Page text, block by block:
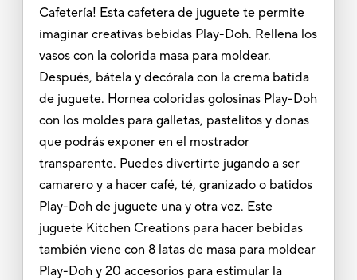
Cafetería! Esta cafetera de juguete te permite
imaginar creativas bebidas Play-Doh. Rellena los
vasos con la colorida masa para moldear.
Después, bátela y decórala con la crema batida
de juguete. Hornea coloridas golosinas Play-Doh
con los moldes para galletas, pastelitos y donas
que podrás exponer en el mostrador
transparente. Puedes divertirte jugando a ser
camarero y a hacer café, té, granizado o batidos
Play-Doh de juguete una y otra vez. Este
juguete Kitchen Creations para hacer bebidas
también viene con 8 latas de masa para moldear
Play-Doh y 20 accesorios para estimular la